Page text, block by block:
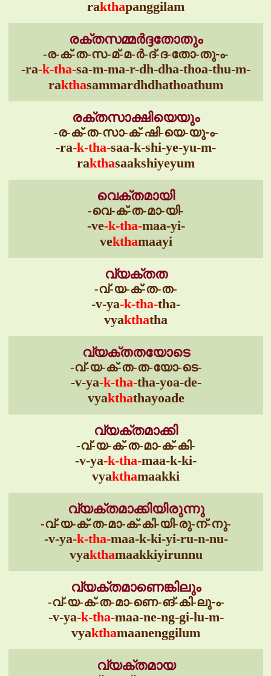
rakthapanggilam
രക്തസമ്മർദ്ദതോതും
-ര-ക്-ത-സ-മ്-മ-ർ-ദ്-ദ-തോ-തു-ം-
-ra-k-tha-sa-m-ma-r-dh-dha-thoa-thu-m-
rakthasammardhdhathoathum
രക്തസാക്ഷിയെയും
-ര-ക്-ത-സാ-ക്-ഷി-യെ-യു-ം-
-ra-k-tha-saa-k-shi-ye-yu-m-
rakthasaakshiyeyum
വെക്തമായി
-വെ-ക്-ത-മാ-യി-
-ve-k-tha-maa-yi-
vekthamaayi
വ്യക്തത
-വ്-യ-ക്-ത-ത-
-v-ya-k-tha-tha-
vyakthatha
വ്യക്തതയോടെ
-വ്-യ-ക്-ത-ത-യോ-ടെ-
-v-ya-k-tha-tha-yoa-de-
vyakthathayoade
വ്യക്തമാക്കി
-വ്-യ-ക്-ത-മാ-ക്-കി-
-v-ya-k-tha-maa-k-ki-
vyakthamaakki
വ്യക്തമാക്കിയിരുന്നു
-വ്-യ-ക്-ത-മാ-ക്-കി-യി-രു-ന്-നു-
-v-ya-k-tha-maa-k-ki-yi-ru-n-nu-
vyakthamaakkiyirunnu
വ്യക്തമാണെങ്കിലും
-വ്-യ-ക്-ത-മാ-ണെ-ങ്-കി-ലു-ം-
-v-ya-k-tha-maa-ne-ng-gi-lu-m-
vyakthamaanenggilum
വ്യക്തമായ